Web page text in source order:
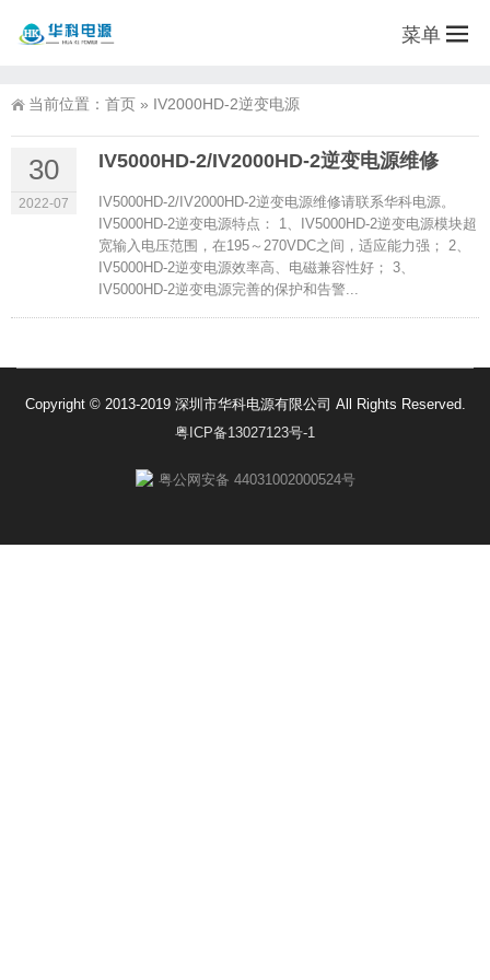
菜单
当前位置： 首页 » IV2000HD-2逆变电源
30
2022-07
IV5000HD-2/IV2000HD-2逆变电源维修
IV5000HD-2/IV2000HD-2逆变电源维修请联系华科电源。
IV5000HD-2逆变电源特点： 1、IV5000HD-2逆变电源模块超
宽输入电压范围，在195～270VDC之间，适应能力强； 2、
IV5000HD-2逆变电源效率高、电磁兼容性好； 3、
IV5000HD-2逆变电源完善的保护和告警...
Copyright © 2013-2019 深圳市华科电源有限公司 All Rights Reserved.
粤ICP备13027123号-1
粤公网安备 44031002000524号